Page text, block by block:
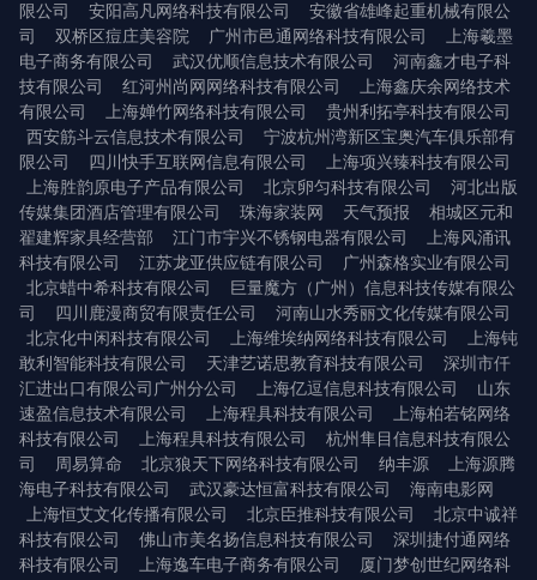
限公司
安阳高凡网络科技有限公司
安徽省雄峰起重机械有限公
司
双桥区痘庄美容院 广州市邑通网络科技有限公司
上海羲墨
电子商务有限公司
武汉优顺信息技术有限公司
河南鑫才电子科
技有限公司
红河州尚网网络科技有限公司
上海鑫庆余网络技术
有限公司
上海婵竹网络科技有限公司
贵州利拓亭科技有限公司
西安筋斗云信息技术有限公司
宁波杭州湾新区宝奥汽车俱乐部有
限公司
四川快手互联网信息有限公司
上海项兴臻科技有限公司
上海胜韵原电子产品有限公司
北京卵匀科技有限公司
河北出版
传媒集团酒店管理有限公司
珠海家装网 天气预报
相城区元和
翟建辉家具经营部
江门市宇兴不锈钢电器有限公司
上海风涌讯
科技有限公司
江苏龙亚供应链有限公司
广州森格实业有限公司
北京蜡中希科技有限公司
巨量魔方（广州）信息科技传媒有限公
司
四川鹿漫商贸有限责任公司
河南山水秀丽文化传媒有限公司
北京化中闲科技有限公司
上海维埃纳网络科技有限公司
上海钝
敢利智能科技有限公司
天津艺诺思教育科技有限公司
深圳市仟
汇进出口有限公司广州分公司
上海亿逗信息科技有限公司
山东
速盈信息技术有限公司
上海程具科技有限公司
上海柏若铭网络
科技有限公司
上海程具科技有限公司
杭州隼目信息科技有限公
司
周易算命 北京狼天下网络科技有限公司 纳丰源
上海源腾
海电子科技有限公司
武汉豪达恒富科技有限公司
海南电影网
上海恒艾文化传播有限公司
北京臣推科技有限公司
北京中诚祥
科技有限公司
佛山市美名扬信息科技有限公司
深圳捷付通网络
科技有限公司
上海逸车电子商务有限公司 厦门梦创世纪网络科